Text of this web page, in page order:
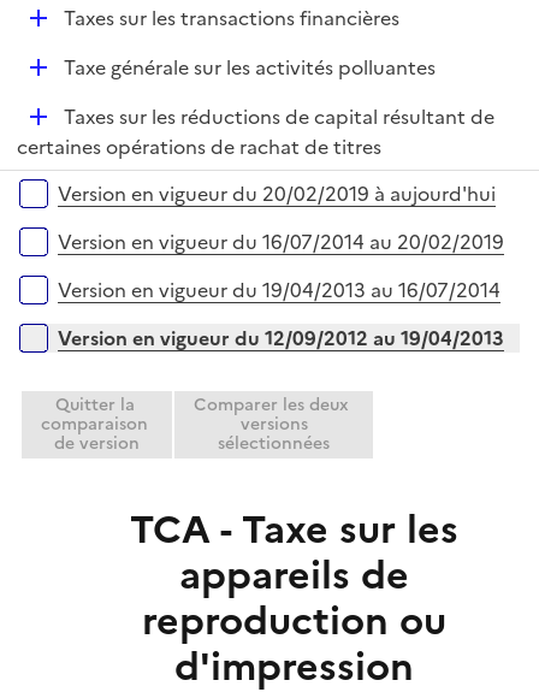
D
e
r
Taxes sur les transactions financières
D
l
e
r
Taxe générale sur les activités polluantes
D
é
p
e
r
Taxes sur les réductions de capital résultant de
certaines opérations de rachat de titres
Versions sur la période
Version en vigueur du 20/02/2019 à aujourd'hui
Version en vigueur du 16/07/2014 au 20/02/2019
Version en vigueur du 19/04/2013 au 16/07/2014
Version en vigueur du 12/09/2012 au 19/04/2013
Quitter la
comparaison
de version
Comparer les deux
versions
sélectionnées
TCA - Taxe sur les
appareils de
reproduction ou
d'impression